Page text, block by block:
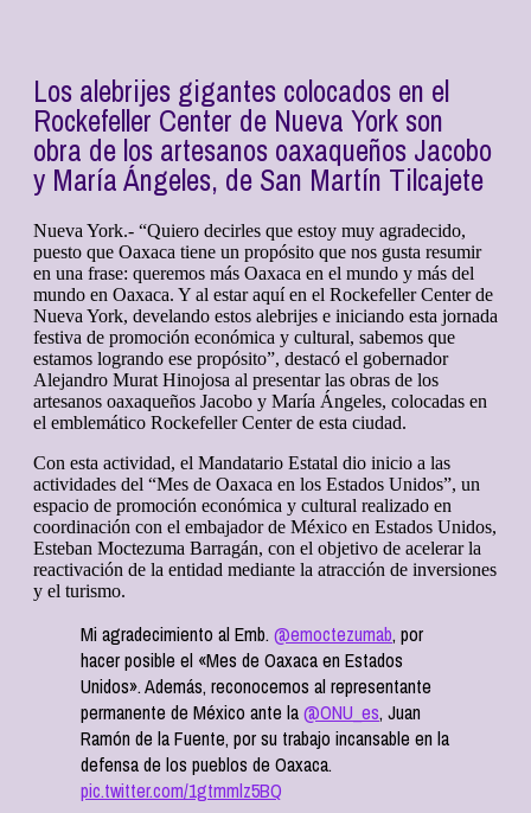
Los alebrijes gigantes colocados en el
Rockefeller Center de Nueva York son
obra de los artesanos oaxaqueños Jacobo
y María Ángeles, de San Martín Tilcajete
Nueva York.- “Quiero decirles que estoy muy agradecido,
puesto que Oaxaca tiene un propósito que nos gusta resumir
en una frase: queremos más Oaxaca en el mundo y más del
mundo en Oaxaca. Y al estar aquí en el Rockefeller Center de
Nueva York, develando estos alebrijes e iniciando esta jornada
festiva de promoción económica y cultural, sabemos que
estamos logrando ese propósito”, destacó el gobernador
Alejandro Murat Hinojosa al presentar las obras de los
artesanos oaxaqueños Jacobo y María Ángeles, colocadas en
el emblemático Rockefeller Center de esta ciudad.
Con esta actividad, el Mandatario Estatal dio inicio a las
actividades del “Mes de Oaxaca en los Estados Unidos”, un
espacio de promoción económica y cultural realizado en
coordinación con el embajador de México en Estados Unidos,
Esteban Moctezuma Barragán, con el objetivo de acelerar la
reactivación de la entidad mediante la atracción de inversiones
y el turismo.
Mi agradecimiento al Emb. @emoctezumab, por
hacer posible el «Mes de Oaxaca en Estados
Unidos». Además, reconocemos al representante
permanente de México ante la@ONU_es, Juan
Ramón de la Fuente, por su trabajo incansable en la
defensa de los pueblos de Oaxaca.
pic.twitter.com/1gtmmlz5BQ